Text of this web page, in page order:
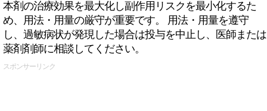
本剤の治療効果を最大化し副作用リスクを最小化するた
め、用法・用量の厳守が重要です。 用法・用量を遵守
し、過敏病状が発現した場合は投与を中止し、医師または
薬剤剤師に相談してください。
スポンサーリンク